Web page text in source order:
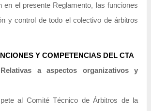
en el presente Reglamento, las funciones
y control de todo el colectivo de árbitros
Y COMPETENCIAS DEL CTA
a aspectos organizativos y
al Comité Técnico de Árbitros de la